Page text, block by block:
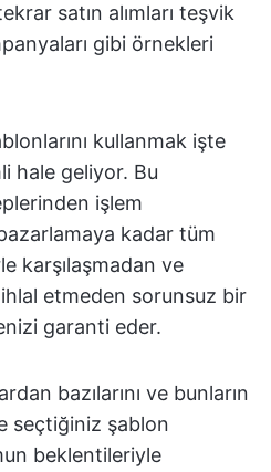
satın alımları teşvik
gibi örnekleri
kullanmak işte
hale geliyor. Bu
işlem
kadar tüm
karşılaşmadan ve
ihlal etmeden sorunsuz bir
garanti eder.
bazılarını ve bunların
seçtiğiniz şablon
beklentileriyle